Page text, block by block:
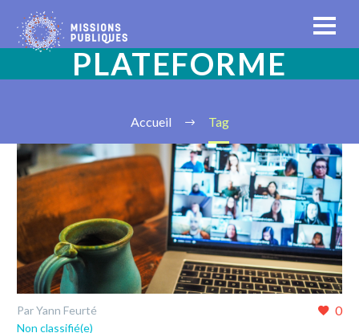
PLATEFORME
Accueil Tag
0
Par Yann Feurté
Non classifié(e)